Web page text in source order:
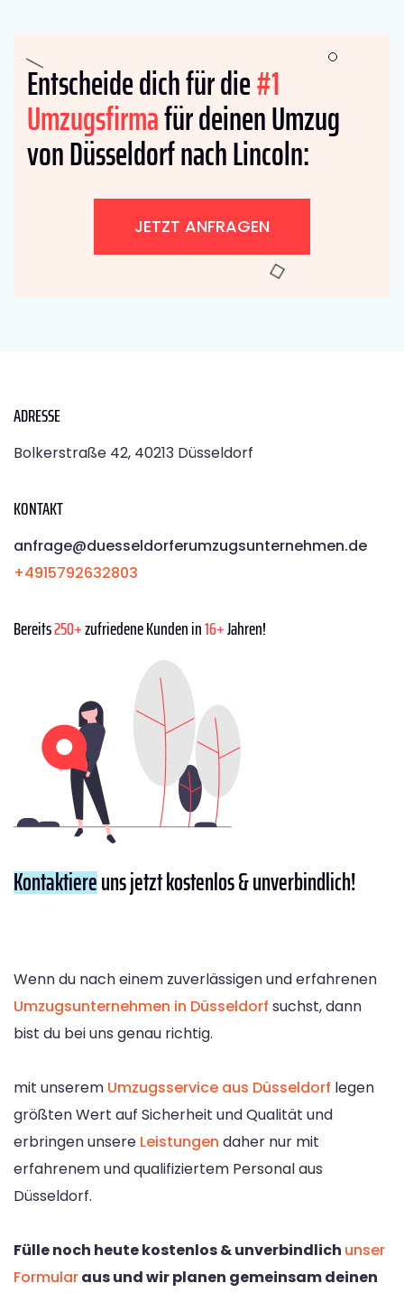
Entscheide dich für die#1
Umzugsfirmafür deinen Umzug
von Düsseldorf nach Lincoln:
JETZT ANFRAGEN
ADRESSE
Bolkerstraße 42, 40213 Düsseldorf
KONTAKT
anfrage@duesseldorferumzugsunternehmen.de
+4915792632803
Bereits250+zufriedene Kunden in16+Jahren!
Kontaktiereuns jetzt kostenlos & unverbindlich!
Wenn du nach einem zuverlässigen und erfahrenen
Umzugsunternehmen in Düsseldorf suchst, dann
bist du bei uns genau richtig.
mit unserem Umzugsservice aus Düsseldorf legen
größten Wert auf Sicherheit und Qualität und
erbringen unsere Leistungen daher nur mit
erfahrenem und qualifiziertem Personal aus
Düsseldorf.
Fülle noch heute kostenlos & unverbindlich unser
Formularaus und wir planen gemeinsam deinen